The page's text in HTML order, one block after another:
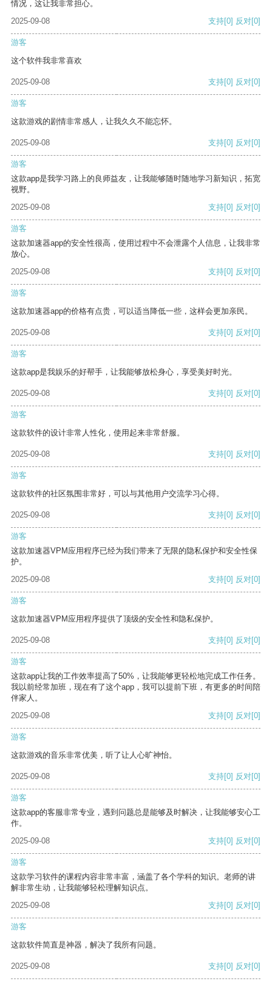
情况，这让我非常担心。
2025-09-08
支持[0] 反对[0]
游客
这个软件我非常喜欢
2025-09-08 支持[0] 反对[0]
游客
这款游戏的剧情非常感人，让我久久不能忘怀。
2025-09-08 支持[0] 反对[0]
游客
这款app是我学习路上的良师益友，让我能够随时随地学习新知识，拓宽
视野。
2025-09-08
支持[0] 反对[0]
游客
这款加速器app的安全性很高，使用过程中不会泄露个人信息，让我非常
放心。
2025-09-08
支持[0] 反对[0]
游客
这款加速器app的价格有点贵，可以适当降低一些，这样会更加亲民。
2025-09-08 支持[0] 反对[0]
游客
这款app是我娱乐的好帮手，让我能够放松身心，享受美好时光。
2025-09-08 支持[0] 反对[0]
游客
这款软件的设计非常人性化，使用起来非常舒服。
2025-09-08 支持[0] 反对[0]
游客
这款软件的社区氛围非常好，可以与其他用户交流学习心得。
2025-09-08 支持[0] 反对[0]
游客
这款加速器VPM应用程序已经为我们带来了无限的隐私保护和安全性保
护。
2025-09-08
支持[0] 反对[0]
游客
这款加速器VPM应用程序提供了顶级的安全性和隐私保护。
2025-09-08 支持[0] 反对[0]
游客
这款app让我的工作效率提高了50%，让我能够更轻松地完成工作任务。
我以前经常加班，现在有了这个app，我可以提前下班，有更多的时间陪
伴家人。
2025-09-08
支持[0] 反对[0]
游客
这款游戏的音乐非常优美，听了让人心旷神怡。
2025-09-08 支持[0] 反对[0]
游客
这款app的客服非常专业，遇到问题总是能够及时解决，让我能够安心工
作。
2025-09-08
支持[0] 反对[0]
游客
这款学习软件的课程内容非常丰富，涵盖了各个学科的知识。老师的讲
解非常生动，让我能够轻松理解知识点。
2025-09-08
支持[0] 反对[0]
游客
这款软件简直是神器，解决了我所有问题。
2025-09-08 支持[0] 反对[0]